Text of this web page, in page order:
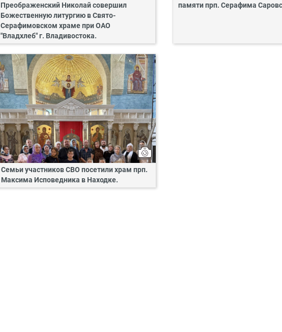
Преображенский Николай совершил
Божественную литургию в Свято-
Серафимовском храме при ОАО
"Владхлеб" г. Владивостока.
памяти прп. Серафима
Семьи участников СВО посетили храм прп.
Максима Исповедника в Находке.